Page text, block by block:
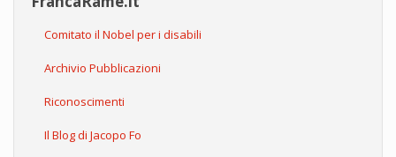
Comitato il Nobel per i disabili
Archivio Pubblicazioni
Riconoscimenti
Il Blog di Jacopo Fo